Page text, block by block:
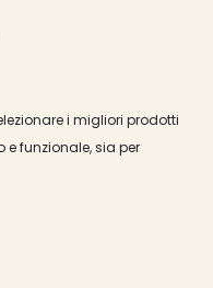
i migliori prodotti
funzionale, sia per